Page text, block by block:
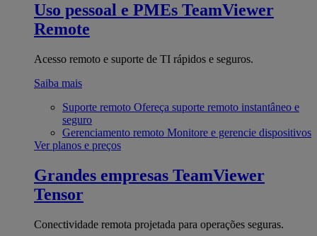
Uso pessoal e PMEs TeamViewer
Remote
Acesso remoto e suporte de TI rápidos e seguros.
Saiba mais
Suporte remoto Ofereça suporte remoto instantâneo e
seguro
Gerenciamento remoto Monitore e gerencie dispositivos
Ver planos e preços
Grandes empresas TeamViewer
Tensor
Conectividade remota projetada para operações seguras.